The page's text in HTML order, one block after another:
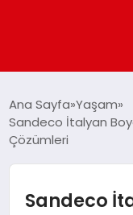
GÜNDEM
DÜNYA
Ana Sayfa Yaşam
Sandeco İtalyan
Çözümleri
Sandeco